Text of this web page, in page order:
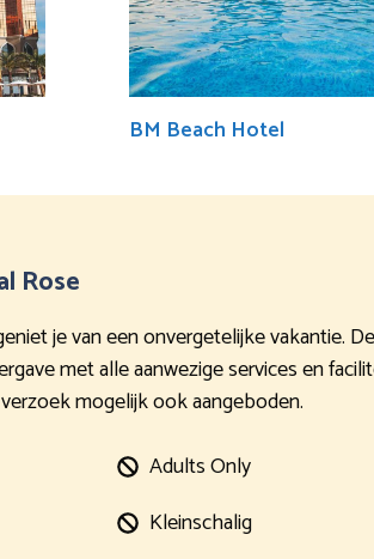
BM Beach Hotel
Rose
je van een onvergetelijke vakantie.
met alle aanwezige services en
mogelijk ook aangeboden.
Adults Only
Kleinschalig